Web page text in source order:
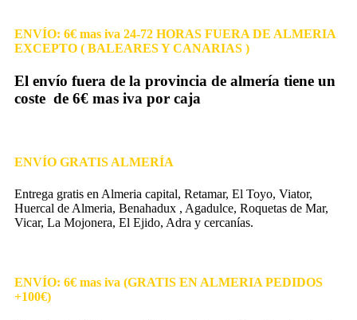
ENVÍO: 6€ mas iva 24-72 HORAS FUERA DE ALMERIA
EXCEPTO ( BALEARES Y CANARIAS )
El envío fuera de la provincia de almería tiene un
coste de 6€ mas iva por caja
ENVÍO GRATIS ALMERÍA
Entrega gratis en Almeria capital, Retamar, El Toyo, Viator,
Huercal de Almeria, Benahadux , Agadulce, Roquetas de Mar,
Vicar, La Mojonera, El Ejido, Adra y cercanías.
ENVÍO: 6€ mas iva (GRATIS EN ALMERIA PEDIDOS
+100€)